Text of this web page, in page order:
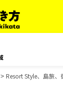
Resort Style、島旅